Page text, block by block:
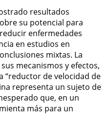
resultados
su potencial para
enfermedades
en estudios en
mixtas. La
mecanismos y efectos,
“reductor de velocidad de
representa un sujeto de
que, en un
más para un